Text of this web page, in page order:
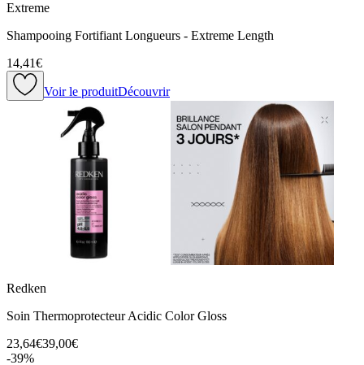
Extreme
Shampooing Fortifiant Longueurs - Extreme Length
14,41€
Voir le produitDécouvrir
Redken
Soin Thermoprotecteur Acidic Color Gloss
23,64€39,00€
-39%